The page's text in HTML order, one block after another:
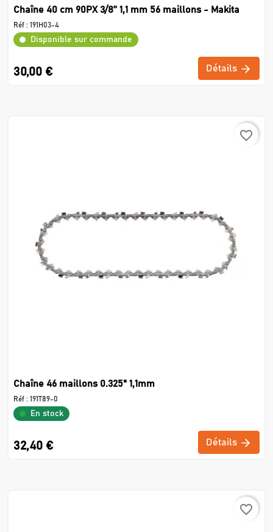
Chaîne 40 cm 90PX 3/8’’ 1,1 mm 56 maillons - Makita
Réf : 191H03-4
Disponible sur commande
30,00 € Détails
favorite_border
Chaîne 46 maillons 0.325" 1,1mm
Réf : 191T89-0
En stock
32,40 € Détails
favorite_border